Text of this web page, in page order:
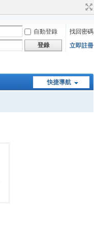
自動登錄
找回密碼
登錄 立即註冊
快捷導航